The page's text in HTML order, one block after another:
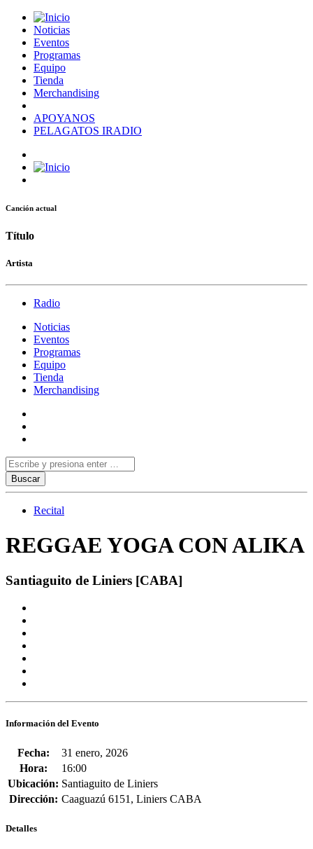
Noticias
Eventos
Programas
Equipo
Tienda
Merchandising
APOYANOS
PELAGATOS IRADIO
Canción actual
Título
Artista
Radio
Noticias
Eventos
Programas
Equipo
Tienda
Merchandising
Recital
REGGAE YOGA CON ALIKA
Santiaguito de Liniers [CABA]
Información del Evento
Fecha:
31 enero, 2026
Hora:
16:00
Ubicación: Santiaguito de Liniers
Dirección: Caaguazú 6151, Liniers CABA
Detalles